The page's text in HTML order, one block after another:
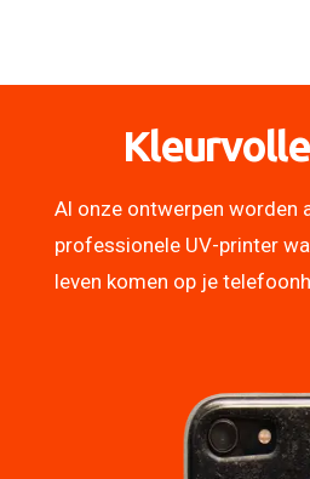
Al onze ontwerpen worden
professionele UV-printer
leven komen op je